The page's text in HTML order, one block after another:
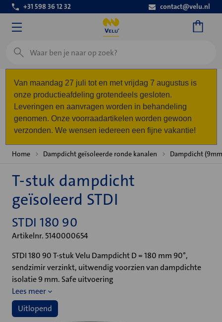
+31 598 36 12 32 contact@velu.nl
Zoeken
Van maandag 27 juli tot en met vrijdag 7 augustus is
onze productieafdeling grotendeels gesloten.
Leveringen en aanvragen worden in behandeling
genomen. Onze voorraadartikelen worden gewoon
verzonden. We wensen iedereen een fijne vakantie!
Home Dampdicht geïsoleerde ronde kanalen Dampdicht
Uitlopend
T-stuk dampdicht
geïsoleerd STDI
STDI 180 90
Artikelnr. 5140000654
STDI 180 90 T-stuk Velu Dampdicht D = 180 mm 90°,
sendzimir verzinkt, uitwendig voorzien van dampdichte
isolatie 9 mm. Safe uitvoering
Lees meer